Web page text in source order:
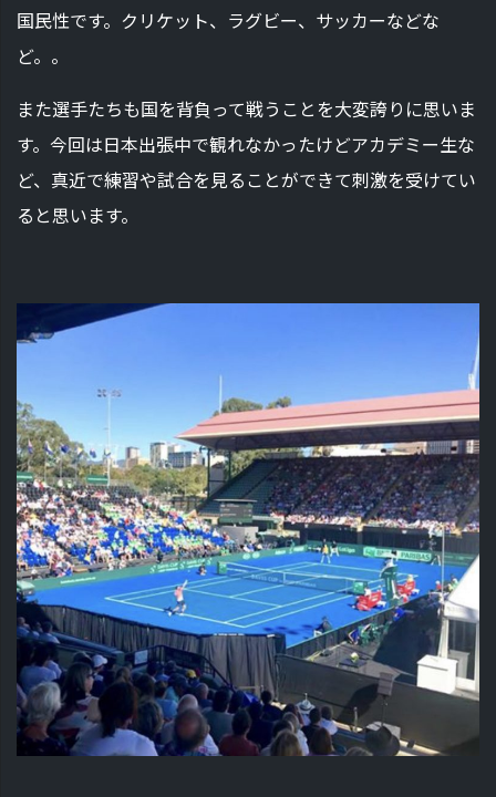
国民性です。クリケット、ラグビー、サッカーなどな
ど。。
また選手たちも国を背負って戦うことを大変誇りに思いま
す。今回は日本出張中で観れなかったけどアカデミー生な
ど、真近で練習や試合を見ることができて刺激を受けてい
ると思います。